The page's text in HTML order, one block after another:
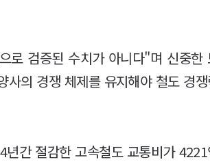
로 검증된 수치가 아니다"며 신중한
의 경쟁 체제를 유지해야 철도 경
간 절감한 고속철도 교통비가